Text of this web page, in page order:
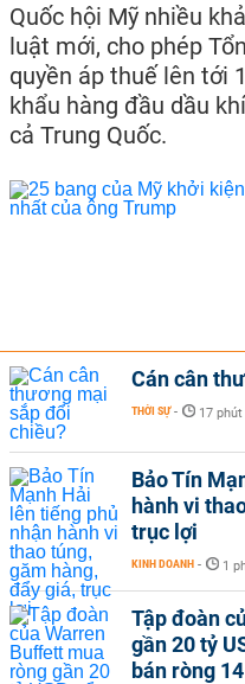
Quốc hội Mỹ nhiều
luật mới, cho phép
quyền áp thuế lên tới
khẩu hàng đầu dầu
cả Trung Quốc.
Cán cân
THỜI SỰ - 17
Bảo Tín
hành vi
trục lợi
KINH DOANH - 1
Tập đoàn
gần 20 tỷ
bán ròng